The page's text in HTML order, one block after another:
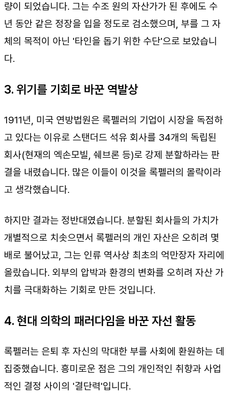
량이 되었습니다. 그는 수조 원의 자산가가 된 후에도 수
년 동안 같은 정장을 입을 정도로 검소했으며, 부를 그 자
체의 목적이 아닌 '타인을 돕기 위한 수단'으로 보았습니
다.
3. 위기를 기회로 바꾼 역발상
1911년, 미국 연방법원은 록펠러의 기업이 시장을 독점하
고 있다는 이유로 스탠더드 석유 회사를 34개의 독립된
회사(현재의 엑손모빌, 쉐브론 등)로 강제 분할하라는 판
결을 내렸습니다. 많은 이들이 이것을 록펠러의 몰락이라
고 생각했습니다.
하지만 결과는 정반대였습니다. 분할된 회사들의 가치가
개별적으로 치솟으면서 록펠러의 개인 자산은 오히려 몇
배로 불어났고, 그는 인류 역사상 최초의 억만장자 자리에
올랐습니다. 외부의 압박과 환경의 변화를 오히려 자산 가
치를 극대화하는 기회로 만든 것입니다.
4. 현대 의학의 패러다임을 바꾼 자선 활동
록펠러는 은퇴 후 자신의 막대한 부를 사회에 환원하는 데
집중했습니다. 흥미로운 점은 그의 개인적인 취향과 사업
적인 결정 사이의 '결단력'입니다.